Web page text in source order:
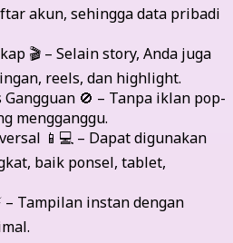
akun, sehingga data pribadi
🎬 – Selain story, Anda juga
reels, dan highlight.
Gangguan 🚫 – Tanpa iklan pop-
mengganggu.
📱💻 – Dapat digunakan
baik ponsel, tablet,
– Tampilan instan dengan